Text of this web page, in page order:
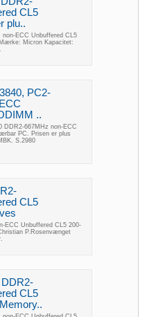
CL5
plu..
non-ECC Unbuffered CL5
Micron Kapacitet:
PC2-
..
DDR2-667MHz non-ECC
PC. Prisen er plus
S.2980
CL5
ECC Unbuffered CL5 200-
P.Rosenvænget
CL5